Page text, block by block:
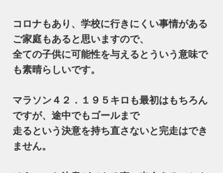
コロナもあり、学校に行きにくい事情がある
ご家庭もあると思いますので、
全ての子供に可能性を与えるとういう意味で
も素晴らしいです。
マラソン４２．１９５キロも最初はもちろん
ですが、途中でもゴールまで
走るという決意を持ち直さないと完走はでき
ません。